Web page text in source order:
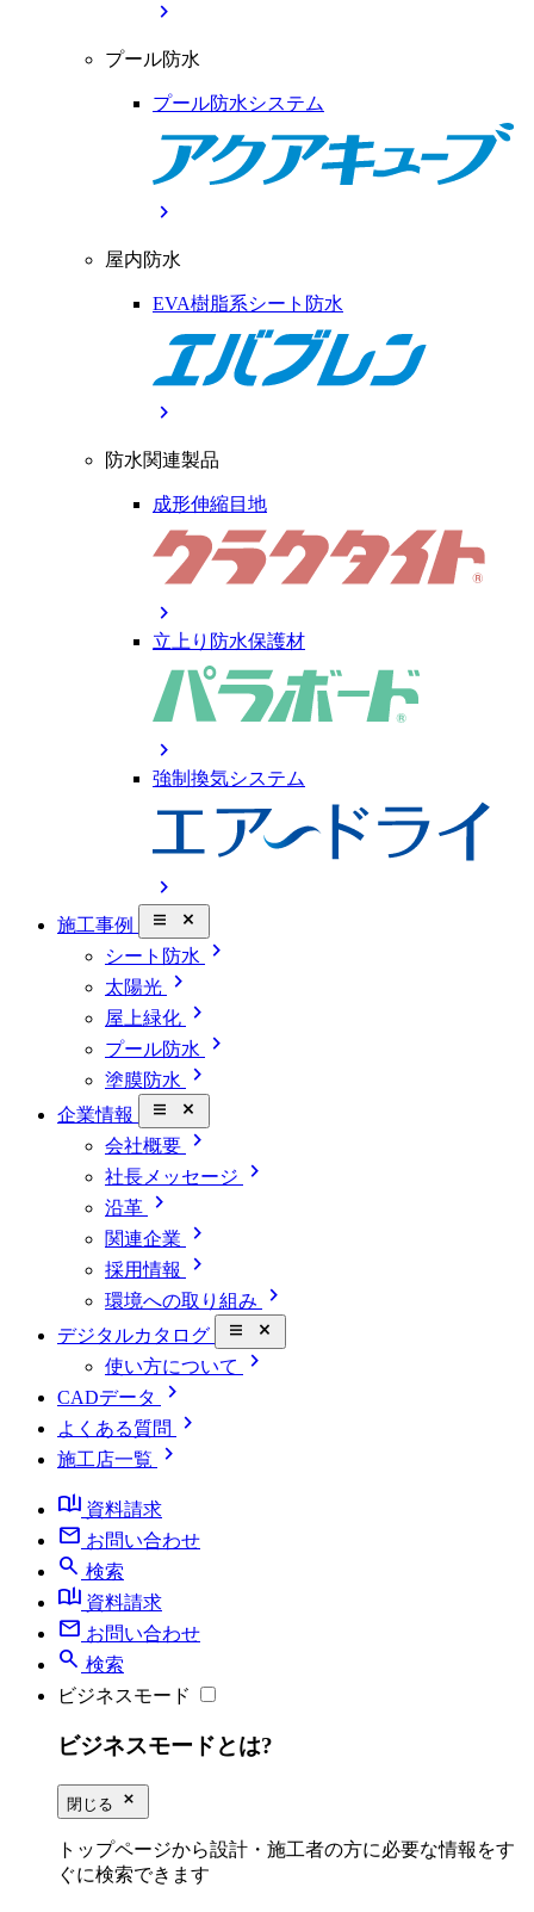
chevron_right
プール防水
プール防水システム
chevron_right
屋内防水
EVA樹脂系シート防水
chevron_right
防水関連製品
成形伸縮目地
chevron_right
立上り防水保護材
chevron_right
強制換気システム
chevron_right
施工事例 close_small
シート防水 chevron_right
太陽光 chevron_right
屋上緑化 chevron_right
プール防水 chevron_right
塗膜防水 chevron_right
企業情報 close_small
会社概要 chevron_right
社長メッセージ chevron_right
沿革 chevron_right
関連企業 chevron_right
採用情報 chevron_right
環境への取り組み chevron_right
デジタルカタログ close_small
使い方について chevron_right
CADデータ chevron_right
よくある質問 chevron_right
施工店一覧
chevron_right
book_ribbon 資料請求
mail お問い合わせ
search 検索
book_ribbon 資料請求
mail お問い合わせ
search 検索
ビジネスモード
ビジネスモードとは?
閉じる close_small
トップページから設計・施工者の方に必要な情報をす
ぐに検索できます